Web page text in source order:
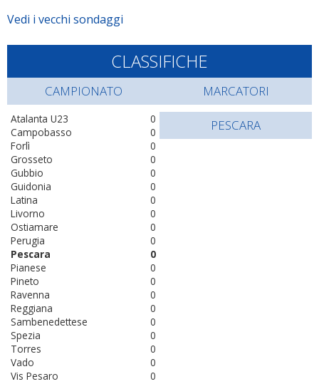
Vedi i vecchi sondaggi
CLASSIFICHE
CAMPIONATO
0
Atalanta U23
0
Campobasso
0
Forlì
0
Grosseto
0
Gubbio
0
Guidonia
0
Latina
0
Livorno
0
Ostiamare
0
Perugia
0
Pescara
0
Pianese
0
Pineto
0
Ravenna
0
Reggiana
0
Sambenedettese
0
Spezia
0
Torres
0
Vado
0
Vis Pesaro
MARCATORI
PESCARA